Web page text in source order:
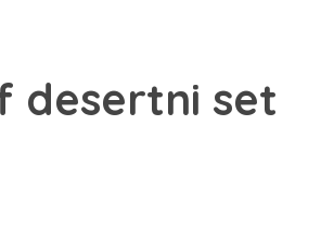
desertni set